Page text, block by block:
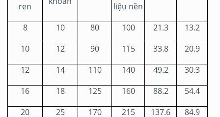
ren
liệu nền
8 10 80 100 21.3
13.2
10
12 90 115 33.8
20.9
12
14 110 140 49.2
30.3
16
18 125 160 88.2
54.4
20
25 170 215 137.6 84.9